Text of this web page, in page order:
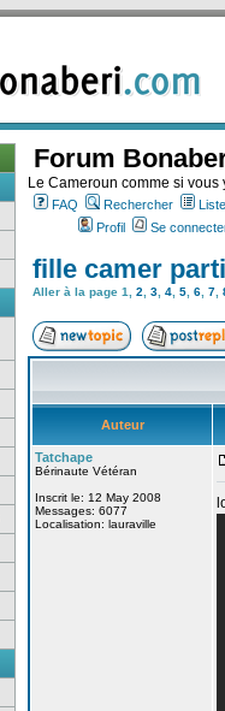
Forum
Le Cameroun comme si vous
FAQ Rechercher
Profil
Se
fille camer
Aller à la page 1 2 3 4 5 6 7
Auteur
Tatchape
Bérinaute Vétéran
Inscrit le: 12 May 2008
Messages: 6077
Localisation: lauraville